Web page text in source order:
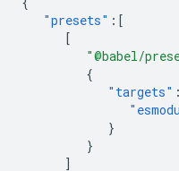
"presets"
"@babel/